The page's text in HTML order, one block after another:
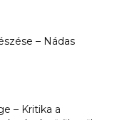
– Nádas
– Kritika a